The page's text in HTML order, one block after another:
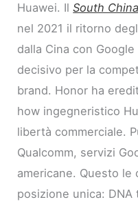
Huawei. IlSouth
nel 2021 il ritorno
dalla Cina con
decisivo per la
brand. Honor ha
how ingegneristico
libertà commerciale.
Qualcomm, servizi
americane. Questo
posizione unica: